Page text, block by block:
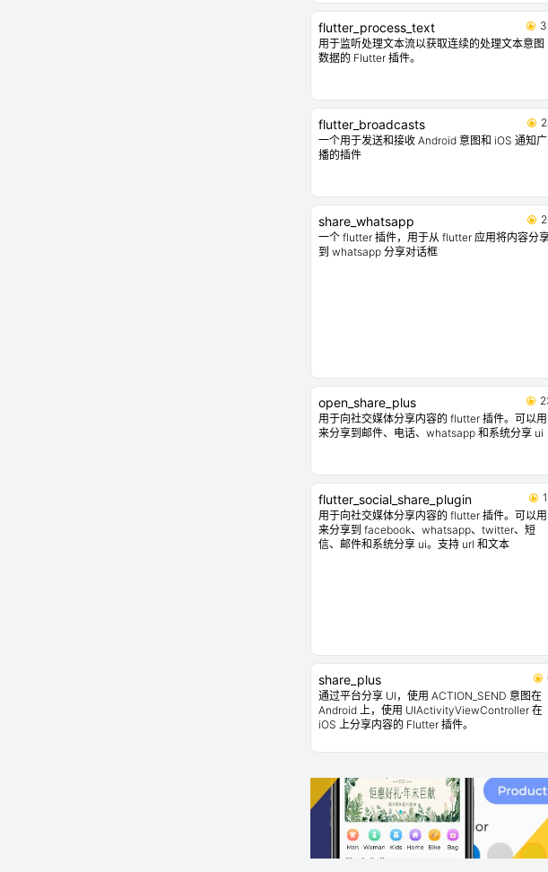
flutter_process_text
用于监听处理文本流以获取连续的处理文本意图
数据的 Flutter 插件。
flutter_broadcasts
一个用于发送和接收 Android 意图和 iOS 通知广
播的插件
share_whatsapp
一个 flutter 插件，用于从 flutter 应用将内容分
到 whatsapp 分享对话框
open_share_plus
用于向社交媒体分享内容的 flutter 插件。可以用
来分享到邮件、电话、whatsapp 和系统分享 ui
flutter_social_share_plugin
用于向社交媒体分享内容的 flutter 插件。可以用
来分享到 facebook、whatsapp、twitter、短
信、邮件和系统分享 ui。支持 url 和文本
share_plus
通过平台分享 UI，使用 ACTION_SEND 意图在
Android 上，使用 UIActivityViewController 在
iOS 上分享内容的 Flutter 插件。